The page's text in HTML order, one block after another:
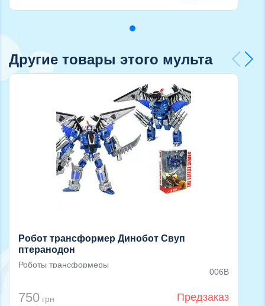
Другие товары этого мульта
Робот трансформер Динобот Свуп
птеранодон
Роботы трансформеры
006B
750 грн Предзаказ